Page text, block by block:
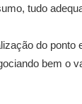
tudo
do
bem o